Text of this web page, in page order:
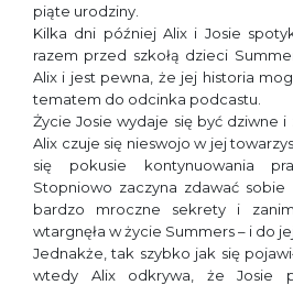
piąte urodziny.
Kilka dni później Alix i Josie
razem przed szkołą dzieci
Alix i jest pewna, że jej historia
tematem do odcinka podcastu.
Życie Josie wydaje się być dziwne
Alix czuje się nieswojo w jej
się pokusie kontynuowania
Stopniowo zaczyna zdawać sobie
bardzo mroczne sekrety i
wtargnęła w życie Summers – i do
Jednakże, tak szybko jak się
wtedy Alix odkrywa, że Josie